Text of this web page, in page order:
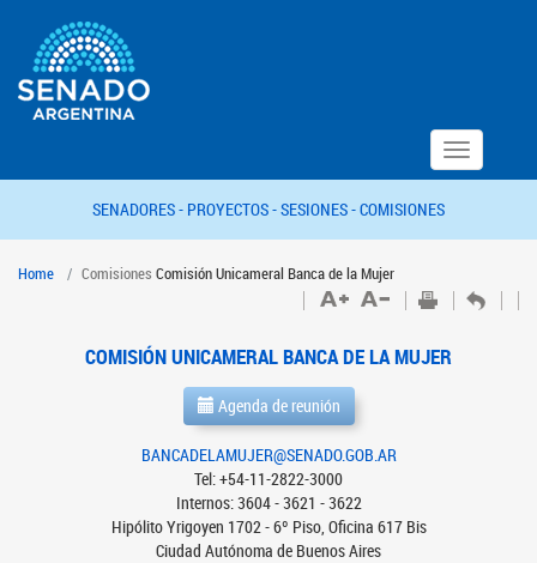
Toggle
navigation
SENADORES - PROYECTOS -SESIONES -COMISIONES
Home Comisiones Comisión Unicameral Banca de la Mujer
COMISIÓN UNICAMERAL BANCA DE LA MUJER
Agenda de reunión
BANCADELAMUJER@SENADO.GOB.AR
Tel: +54-11-2822-3000
Internos: 3604 - 3621 - 3622
Hipólito Yrigoyen 1702 - 6º Piso, Oficina 617 Bis
Ciudad Autónoma de Buenos Aires